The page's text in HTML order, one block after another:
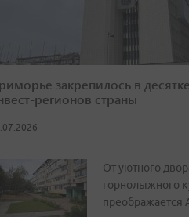
закрепилось в
регионов страны
От уютного
горнолыжного
преображается